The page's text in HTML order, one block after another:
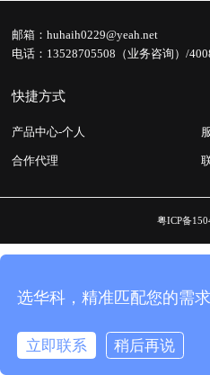
邮箱： huhaih0229@yeah.net
电话： 13528705508（业务咨询）/
快捷方式
产品中心-个人
合作代理
粤ICP备
选华科，精准匹配您的需求
立即联系 稍后再说